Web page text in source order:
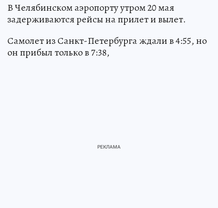
В Челябинском аэропорту утром 20 мая
задерживаются рейсы на прилет и вылет.
Самолет из Санкт-Петербурга ждали в 4:55, но
он прибыл только в 7:38,